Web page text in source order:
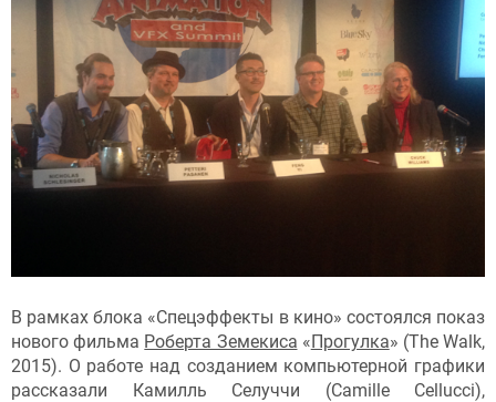
В рамках блока «Спецэффекты в кино» состоялся показ
нового фильма Роберта Земекиса «Прогулка» (The Walk,
2015). О работе над созданием компьютерной графики
рассказали Камилль Селуччи (Camille Cellucci),